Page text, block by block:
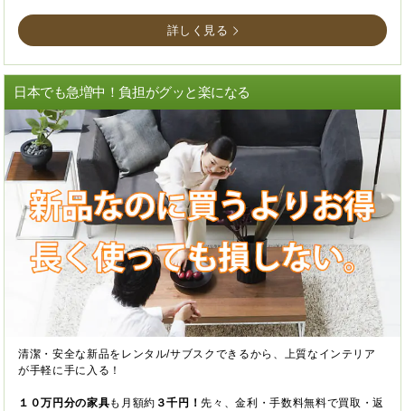
詳しく見る
日本でも急増中！負担がグッと楽になる
清潔・安全な新品をレンタル/サブスクできるから、上質なインテリア
が手軽に手に入る！
１０万円分の家具も月額約 ３千円！先々、金利・手数料無料で買取・返